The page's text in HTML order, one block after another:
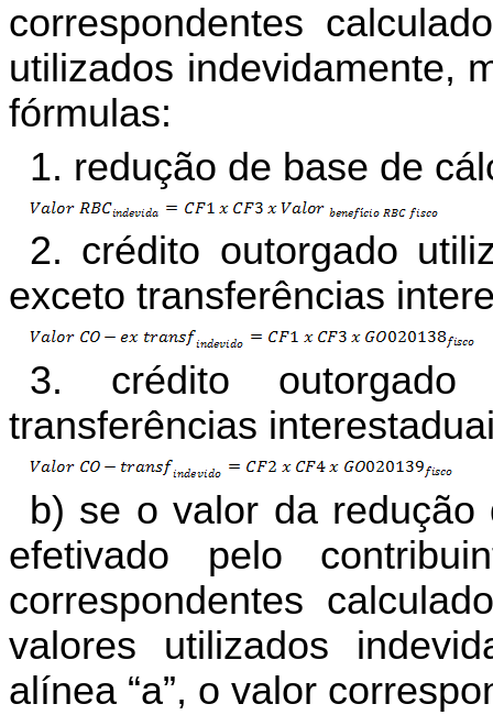
correspondentes
utilizados indevidamente,
fórmulas:
1. redução de base de
2. crédito outorgado
exceto transferências
3. crédito outorgado
transferências
b) se o valor da
efetivado pelo
correspondentes
valores utilizados
alínea “a”, o valor